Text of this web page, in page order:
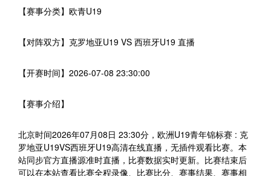
【赛事分类】 欧青U19
【对阵双方】 克罗地亚U19 VS 西班牙U19 直播
【开赛时间】 2026-07-08 23:30:00
【赛事介绍】
北京时间2026年07月08日 23:30分，欧洲U19青年锦标赛 : 克
罗地亚U19VS西班牙U19高清在线直播，无插件观看比赛。本
站同步官方直播源准时直播，比赛数据实时更新。比赛结束后
可以在本站查看比赛全程录像、比赛比分、赛事结果、赛事相